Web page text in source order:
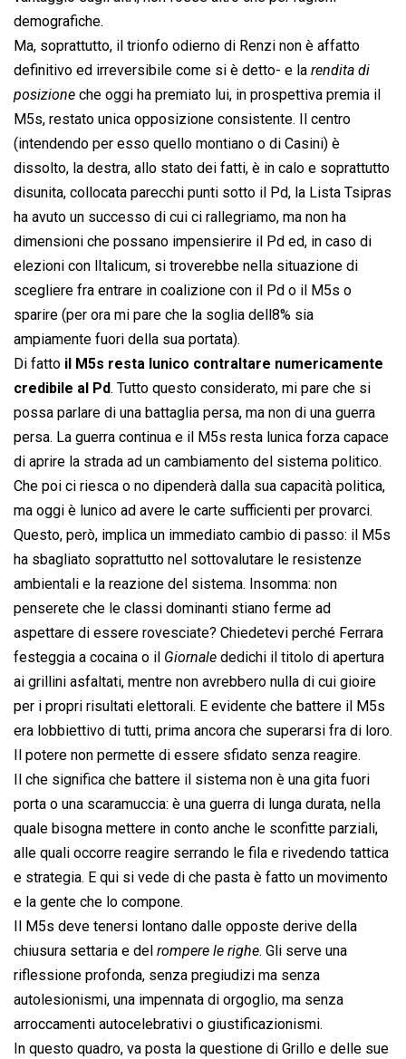
demografiche.
Ma, soprattutto, il trionfo odierno di Renzi non è affatto
definitivo ed irreversibile come si è detto- e la  rendita di
posizione  che oggi ha premiato lui, in prospettiva premia il
M5s, restato unica opposizione consistente. Il centro
(intendendo per esso quello montiano o di Casini) è
dissolto, la destra, allo stato dei fatti, è in calo e soprattutto
disunita, collocata parecchi punti sotto il Pd, la Lista Tsipras
ha avuto un successo di cui ci rallegriamo, ma non ha
dimensioni che possano impensierire il Pd ed, in caso di
elezioni con lItalicum, si troverebbe nella situazione di
scegliere fra entrare in coalizione con il Pd o il M5s o
sparire (per ora mi pare che la soglia dell8% sia
ampiamente fuori della sua portata).
Di fatto il M5s resta lunico contraltare numericamente
credibile al Pd. Tutto questo considerato, mi pare che si
possa parlare di una battaglia persa, ma non di una guerra
persa. La guerra continua e il M5s resta lunica forza capace
di aprire la strada ad un cambiamento del sistema politico.
Che poi ci riesca o no dipenderà dalla sua capacità politica,
ma oggi è lunico ad avere le carte sufficienti per provarci.
Questo, però, implica un immediato cambio di passo: il M5s
ha sbagliato soprattutto nel sottovalutare le resistenze
ambientali e la reazione del sistema. Insomma: non
penserete che le classi dominanti stiano ferme ad
aspettare di essere rovesciate? Chiedetevi perché Ferrara
festeggia a cocaina o il  Giornale  dedichi il titolo di apertura
ai grillini asfaltati, mentre non avrebbero nulla di cui gioire
per i propri risultati elettorali. E evidente che battere il M5s
era lobbiettivo di tutti, prima ancora che superarsi fra di loro.
Il potere non permette di essere sfidato senza reagire.
Il che significa che battere il sistema non è una gita fuori
porta o una scaramuccia: è una guerra di lunga durata, nella
quale bisogna mettere in conto anche le sconfitte parziali,
alle quali occorre reagire serrando le fila e rivedendo tattica
e strategia. E qui si vede di che pasta è fatto un movimento
e la gente che lo compone.
Il M5s deve tenersi lontano dalle opposte derive della
chiusura settaria e del  rompere le righe. Gli serve una
riflessione profonda, senza pregiudizi ma senza
autolesionismi, una impennata di orgoglio, ma senza
arroccamenti autocelebrativi o giustificazionismi.
In questo quadro, va posta la questione di Grillo e delle sue